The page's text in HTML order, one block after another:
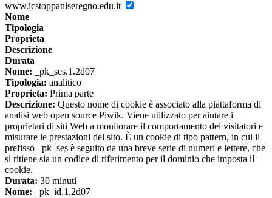
www.icstoppaniseregno.edu.it
Nome
Tipologia
Proprieta
Descrizione
Durata
Nome: _pk_ses.1.2d07
Tipologia: analitico
Proprieta: Prima parte
Descrizione: Questo nome di cookie è associato alla piattaforma di
analisi web open source Piwik. Viene utilizzato per aiutare i
proprietari di siti Web a monitorare il comportamento dei visitatori e
misurare le prestazioni del sito. È un cookie di tipo pattern, in cui il
prefisso _pk_ses è seguito da una breve serie di numeri e lettere, che
si ritiene sia un codice di riferimento per il dominio che imposta il
cookie.
Durata: 30 minuti
Nome: _pk_id.1.2d07